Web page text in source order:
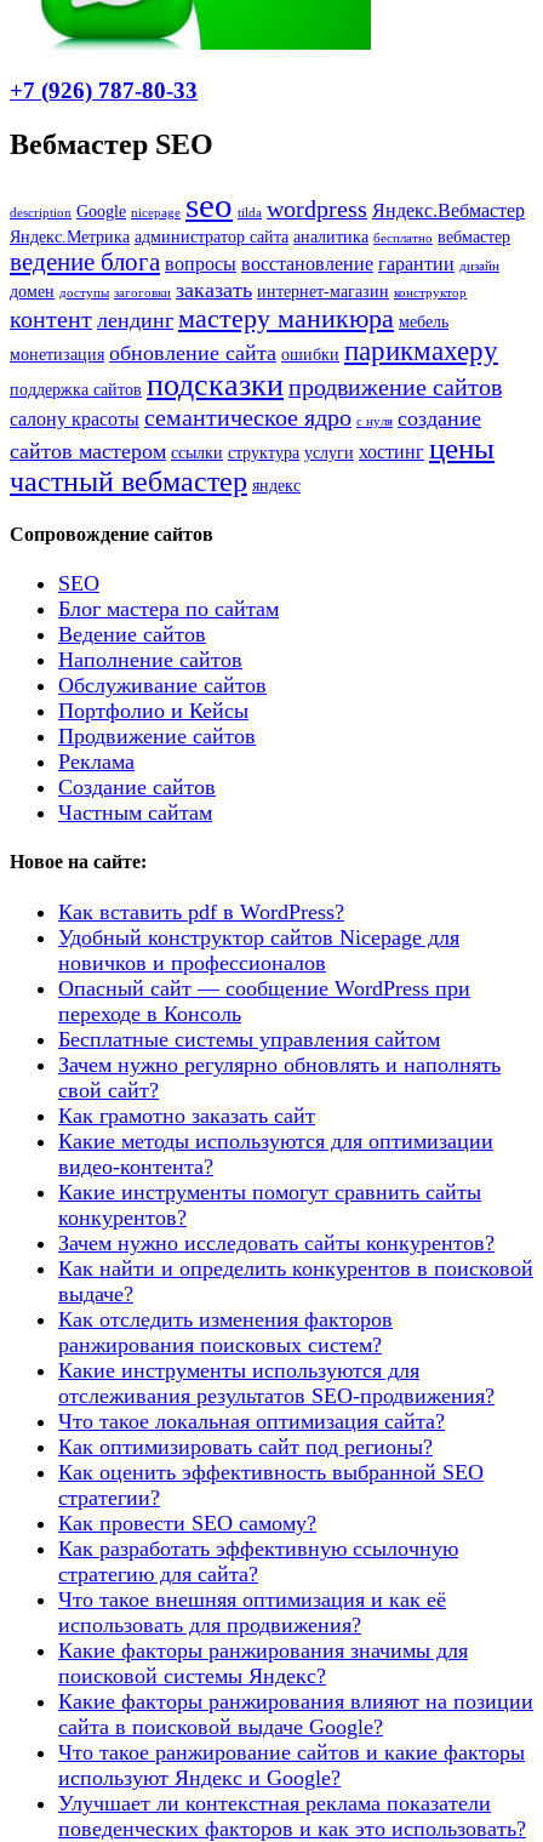
+7 (926) 787-80-33
Вебмастер SEO
description Google nicepage seo tilda wordpress Яндекс.Вебмастер
Яндекс.Метрика администратор сайта аналитика бесплатно вебмастер
ведение блога вопросы восстановление гарантии дизайн
домен доступы загоговки заказать интернет-магазин конструктор
контент лендинг мастеру маникюра мебель
монетизация обновление сайта ошибки парикмахеру
поддержка сайтов подсказкипродвижение сайтов
салону красоты семантическое ядро с нуля создание
сайтов мастером ссылки структура услуги хостинг цены
частный вебмастер яндекс
Сопровождение сайтов
SEO
Блог мастера по сайтам
Ведение сайтов
Наполнение сайтов
Обслуживание сайтов
Портфолио и Кейсы
Продвижение сайтов
Реклама
Создание сайтов
Частным сайтам
Новое на сайте:
Как вставить pdf в WordPress?
Удобный конструктор сайтов Nicepage для
новичков и профессионалов
Опасный сайт — сообщение WordPress при
переходе в Консоль
Бесплатные системы управления сайтом
Зачем нужно регулярно обновлять и наполнять
свой сайт?
Как грамотно заказать сайт
Какие методы используются для оптимизации
видео-контента?
Какие инструменты помогут сравнить сайты
конкурентов?
Зачем нужно исследовать сайты конкурентов?
Как найти и определить конкурентов в поисковой
выдаче?
Как отследить изменения факторов
ранжирования поисковых систем?
Какие инструменты используются для
отслеживания результатов SEO-продвижения?
Что такое локальная оптимизация сайта?
Как оптимизировать сайт под регионы?
Как оценить эффективность выбранной SEO
стратегии?
Как провести SEO самому?
Как разработать эффективную ссылочную
стратегию для сайта?
Что такое внешняя оптимизация и как её
использовать для продвижения?
Какие факторы ранжирования значимы для
поисковой системы Яндекс?
Какие факторы ранжирования влияют на позиции
сайта в поисковой выдаче Google?
Что такое ранжирование сайтов и какие факторы
используют Яндекс и Google?
Улучшает ли контекстная реклама показатели
поведенческих факторов и как это использовать?